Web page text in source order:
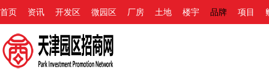
首页 资讯 开发区 微园区 厂房 土地 楼宇 品牌 项目